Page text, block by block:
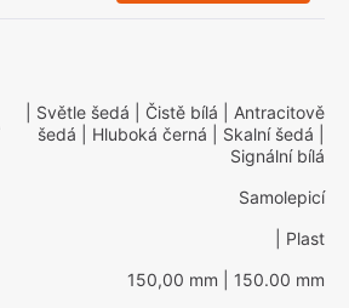
| Světle šedá | Čistě bílá | Antracitově
šedá | Hluboká černá | Skalní šedá
Signální bílá
Samolepicí
| Plast
150,00 mm | 150.00 mm